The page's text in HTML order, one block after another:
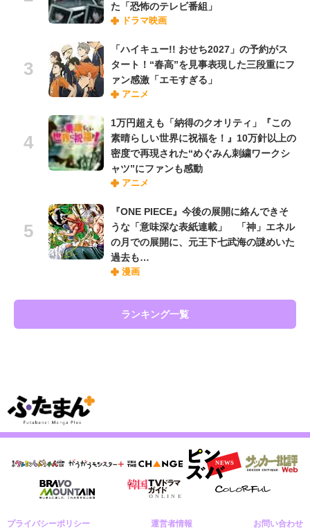
た「恐怖のテレビ番組」
ドラマ映画
「ハイキュー!! おせち2027」の予約がス
タート！“春高”を見事表現した三段重にフ
ァン感激「エモすぎる」
アニメ
1万円超えも「納得のクオリティ」『この
素晴らしい世界に祝福を！』10万針以上の
密度で再現された“めぐみん刺繍ワークシ
ャツ”にファンも感動
アニメ
『ONE PIECE』今後の展開に絡んできそ
うな「意味深な表紙連載」 「神」エネル
の月での展開に、元王下七武海の謎めいた
過去も…
漫画
ランキング一覧
プライバシーポリシー 運営者情報 お問い合わせ